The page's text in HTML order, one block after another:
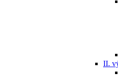
II.